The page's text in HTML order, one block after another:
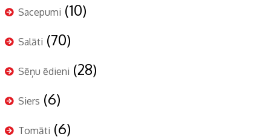
Sacepumi (10)
Salāti (70)
Sēņu ēdieni (28)
Siers (6)
Tomāti (6)